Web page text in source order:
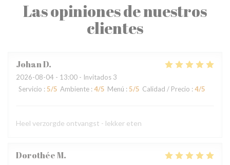
Las opiniones de nuestros
clientes
JohanD
2026-08-04 - 13:00 - Invitados 3
Servicio : 5/5 Ambiente : 4/5 Menú : 5/5 Calidad / Precio : 4/5
Heel verzorgde ontvangst - lekker eten
DorothéeM